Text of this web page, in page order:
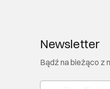
Newsletter
Bądź na bieżąco z